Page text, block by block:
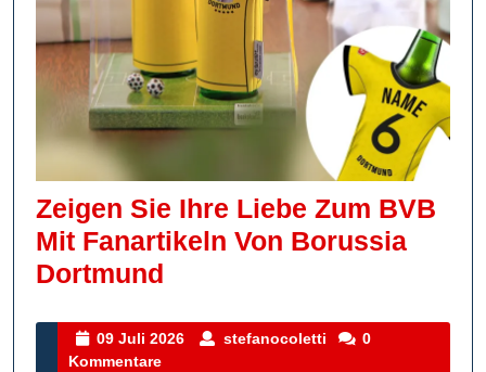
Zeigen Sie Ihre Liebe Zum BVB
Mit Fanartikeln Von Borussia
Dortmund
Ihre
09 Juli 2026
09
stefanocoletti stefanocoletti
0
Kommentare